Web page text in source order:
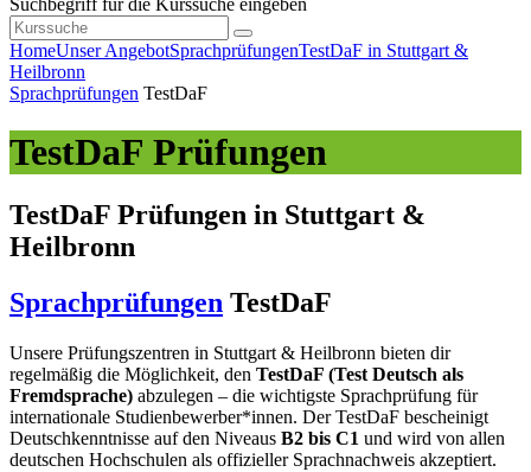
Suchbegriff für die Kurssuche eingeben
HomeUnser AngebotSprachprüfungenTestDaF in Stuttgart &
Heilbronn
Sprachprüfungen TestDaF
TestDaF Prüfungen
TestDaF Prüfungen in Stuttgart &
Heilbronn
Sprachprüfungen TestDaF
Unsere Prüfungszentren in Stuttgart & Heilbronn bieten dir
regelmäßig die Möglichkeit, den TestDaF (Test Deutsch als
Fremdsprache) abzulegen – die wichtigste Sprachprüfung für
internationale Studienbewerber*innen. Der TestDaF bescheinigt
Deutschkenntnisse auf den Niveaus B2 bis C1 und wird von allen
deutschen Hochschulen als offizieller Sprachnachweis akzeptiert.